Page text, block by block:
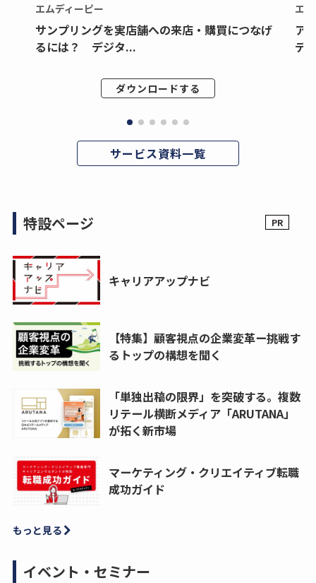
エムディーピー
サンプリングを実店舗への来店・購買につなげ
るには？ デジタ...
ダウンロードする
エ
ア
デ
サービス資料一覧
特設ページ
キャリアアップナビ
【特集】顧客視点の企業変革ー挑戦す
るトップの構想を聞く
「単独出稿の限界」を突破する。複数
リテール横断メディア「ARUTANA」
が拓く新市場
マーケティング・クリエイティブ転職
成功ガイド
もっと見る
イベント・セミナー